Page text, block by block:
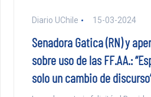
Diario UChile 15-03-2024
Senadora Gatica (RN) y
sobre uso de las FF.AA.:
solo un cambio de